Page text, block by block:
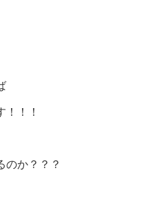
！！
のか？？？